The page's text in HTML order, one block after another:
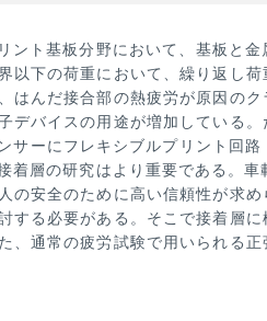
ント基板分野において、基板と
以下の荷重において、繰り返し荷
はんだ接合部の熱疲労が原因の
デバイスの用途が増加している
サーにフレキシブルプリント 回
着層の研究はより重要である。
の安全のために高い信頼性が求
する必要がある。そ こで接着層
、通常の疲労試験で用いられる